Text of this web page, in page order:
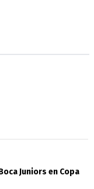
Juniors en Copa